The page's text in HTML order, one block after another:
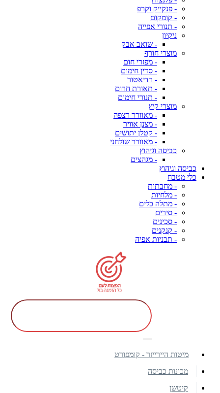
- פנקייק וקרפ
- קומקום
- תנורי אפייה
ניקיון
- שואב אבק
מוצרי חורף
- מפזרי חום
- סדין חימום
- רדיאטור
- תאורת חרום
- תנורי חימום
מוצרי קיץ
- מאוורר רצפה
- מצנן אוויר
- קטלן יתושים
- מאוורר שולחני
כביסה וגיהוץ
- מגהצים
כביסה וגיהוץ
כלי מטבח
- מחבתות
- מלחיות
- מתלה כלים
- סירים
- סכינים
- קנקנים
- תבניות אפיה
מיטות היירייזר - קומפורט
מכונות כביסה
קיטשן